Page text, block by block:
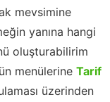
mevsimine
yanına hangi
oluşturabilirim
menülerine Tarif
üzerinden